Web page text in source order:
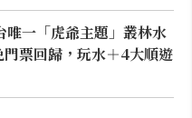
唯一「虎爺主題」叢林水
票回歸，玩水＋4大順遊